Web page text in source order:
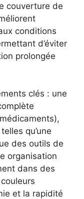
couverture de
conditions
d’éviter
prolongée
clés : une
qu’une
des outils de
organisation
dans des
et la rapidité